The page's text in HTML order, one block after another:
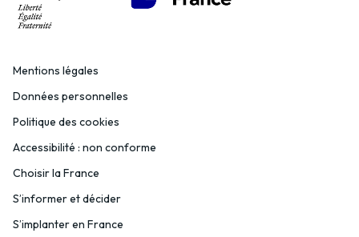
Mentions légales
Données personnelles
Politique des cookies
Accessibilité : non conforme
Choisir la France
S’informer et décider
S’implanter en France